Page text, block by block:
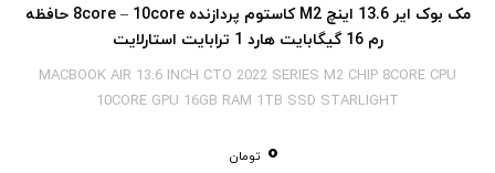
مک بوک ایر 13.6 اینچ M2 کاستوم پردازنده 8core – 10core حافظه
رم 16 گیگابایت هارد 1 ترابایت استارلایت
MACBOOK AIR 13.6 INCH CTO 2022 SERIES M2 CHIP 8CORE CPU
10CORE GPU 16GB RAM 1TB SSD STARLIGHT
0 تومان